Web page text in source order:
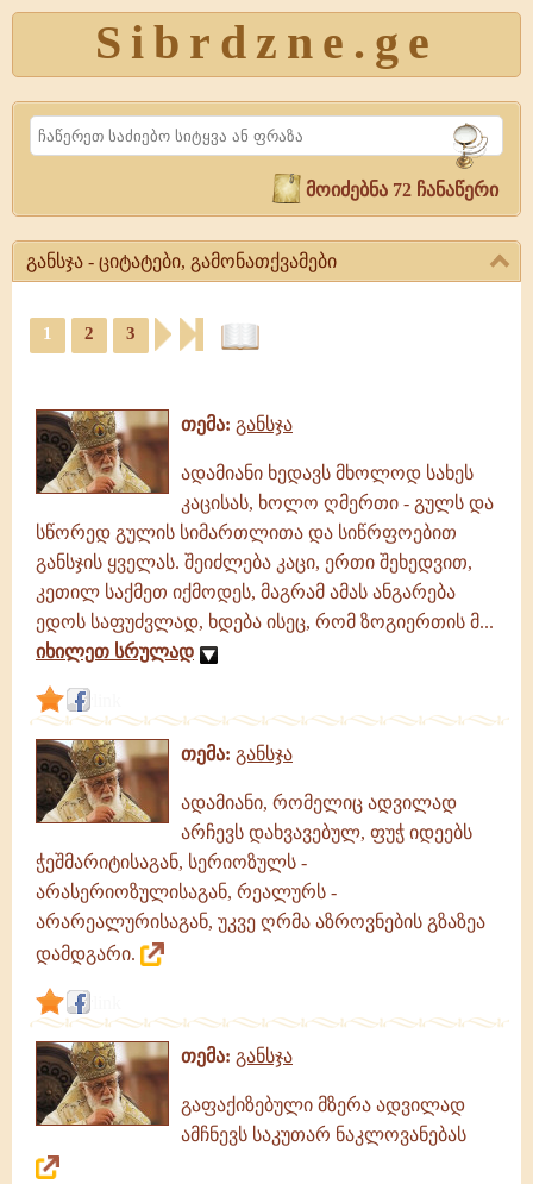
Sibrdzne.ge
Search
მოიძებნა 72 ჩანაწერი
განსჯა - ციტატები, გამონათქვამები
ციტატები,
გამონათქვამები,
ციტატები,
ამონარიდები
გამონათქვამები
1 2 3
თემა: განსჯა
ადამიანი ხედავს მხოლოდ სახეს
კაცისას, ხოლო ღმერთი - გულს და
სწორედ გულის სიმართლითა და სიწრფოებით
განსჯის ყველას. შეიძლება კაცი, ერთი შეხედვით,
კეთილ საქმეთ იქმოდეს, მაგრამ ამას ანგარება
ედოს საფუძვლად, ხდება ისეც, რომ ზოგიერთის მ...
იხილეთ სრულად
თემა: განსჯა
ადამიანი, რომელიც ადვილად
არჩევს დახვავებულ, ფუჭ იდეებს
ჭეშმარიტისაგან, სერიოზულს -
არასერიოზულისაგან, რეალურს -
არარეალურისაგან, უკვე ღრმა აზროვნების გზაზეა
დამდგარი.
თემა: განსჯა
გაფაქიზებული მზერა ადვილად
ამჩნევს საკუთარ ნაკლოვანებას